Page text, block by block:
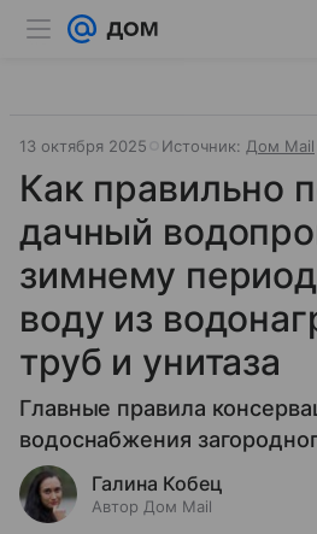
13 октября 2025 Источник: Дом Mail
Как правильно
дачный
зимнему
воду из
труб и унитаза
Главные правила
водоснабжения
Галина Кобец
Автор Дом Mail